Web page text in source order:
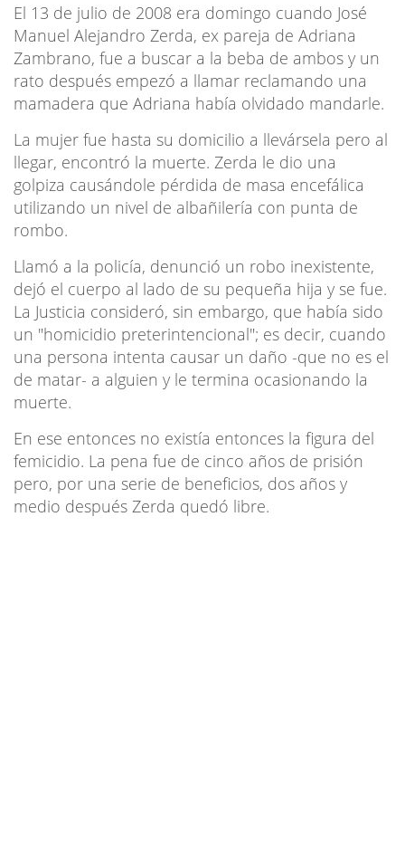
El 13 de julio de 2008 era domingo cuando José
Manuel Alejandro Zerda, ex pareja de Adriana
Zambrano, fue a buscar a la beba de ambos y un
rato después empezó a llamar reclamando una
mamadera que Adriana había olvidado mandarle.
La mujer fue hasta su domicilio a llevársela pero al
llegar, encontró la muerte. Zerda le dio una
golpiza causándole pérdida de masa encefálica
utilizando un nivel de albañilería con punta de
rombo.
Llamó a la policía, denunció un robo inexistente,
dejó el cuerpo al lado de su pequeña hija y se fue.
La Justicia consideró, sin embargo, que había sido
un "homicidio preterintencional"; es decir, cuando
una persona intenta causar un daño -que no es el
de matar- a alguien y le termina ocasionando la
muerte.
En ese entonces no existía entonces la figura del
femicidio. La pena fue de cinco años de prisión
pero, por una serie de beneficios, dos años y
medio después Zerda quedó libre.